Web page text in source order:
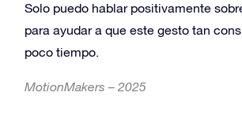
Solo puedo hablar positivamente
para ayudar a que este gesto tan
poco tiempo.
MotionMakers – 2025